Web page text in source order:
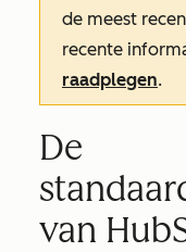
de meest
recente
raadplegen.
De
van